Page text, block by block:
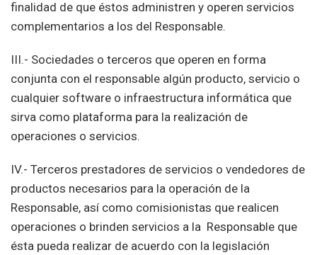
finalidad de que éstos administren y operen servicios
complementarios a los del Responsable.
III.- Sociedades o terceros que operen en forma
conjunta con el responsable algún producto, servicio o
cualquier software o infraestructura informática que
sirva como plataforma para la realización de
operaciones o servicios.
IV.- Terceros prestadores de servicios o vendedores de
productos necesarios para la operación de la
Responsable, así como comisionistas que realicen
operaciones o brinden servicios a la Responsable que
ésta pueda realizar de acuerdo con la legislación